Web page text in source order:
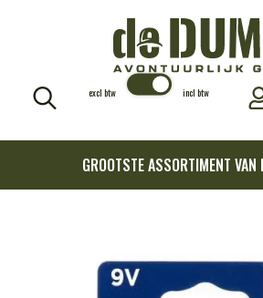
excl btw incl btw
GROOTSTE ASSORTIMENT VAN